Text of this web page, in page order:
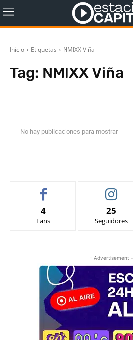
Inicio Etiquetas NMIXX Viña
Tag: NMIXX Viña
No hay publicaciones para mostrar
4
Fans
25
Seguidores
- Advertisement -